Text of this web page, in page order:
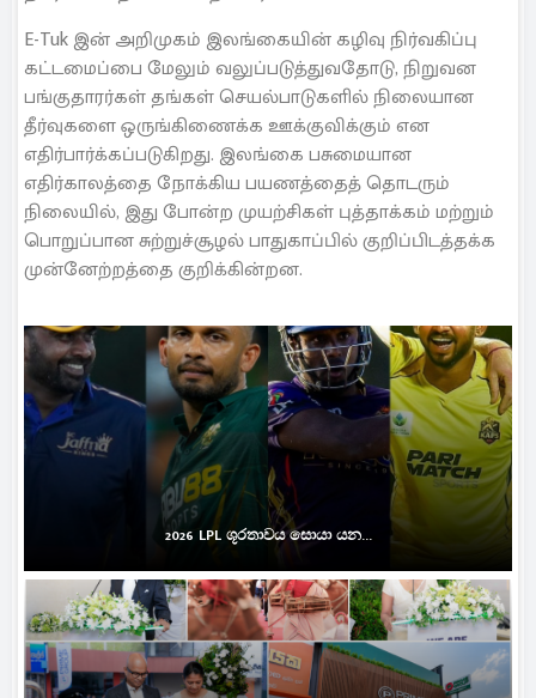
E-Tuk இன் அறிமுகம் இலங்கையின் கழிவு நிர்வகிப்பு
கட்டமைப்பை மேலும் வலுப்படுத்துவதோடு, நிறுவன
பங்குதாரர்கள் தங்கள் செயல்பாடுகளில் நிலையான
தீர்வுகளை ஒருங்கிணைக்க ஊக்குவிக்கும் என
எதிர்பார்க்கப்படுகிறது. இலங்கை பசுமையான
எதிர்காலத்தை நோக்கிய பயணத்தைத் தொடரும்
நிலையில், இது போன்ற முயற்சிகள் புத்தாக்கம் மற்றும்
பொறுப்பான சுற்றுச்சூழல் பாதுகாப்பில் குறிப்பிடத்தக்க
முன்னேற்றத்தை குறிக்கின்றன.
2026 LPL ශූරතාවය සොයා යන...